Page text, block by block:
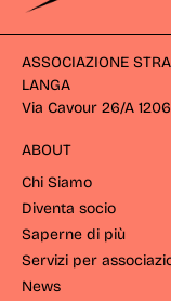
ASSOCIAZIONE
LANGA
Via Cavour 26/A
ABOUT
Chi Siamo
Diventa socio
Saperne di più
Servizi per
News